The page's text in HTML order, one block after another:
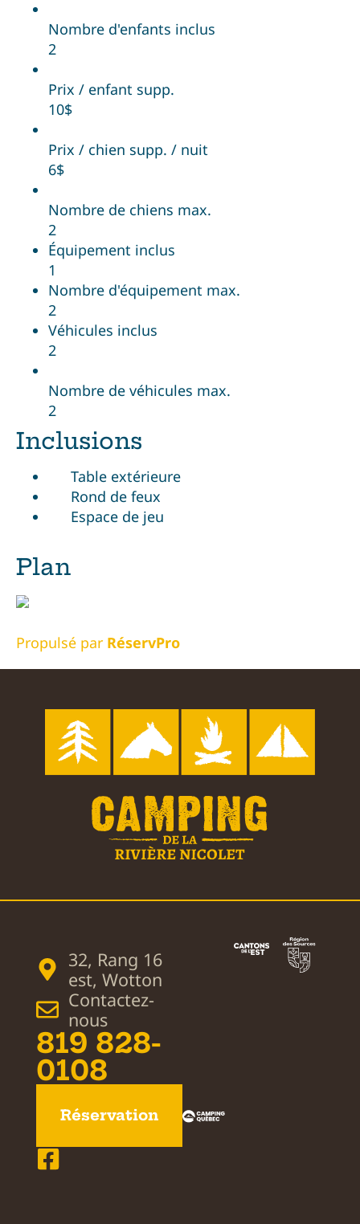
Nombre d'enfants inclus
2
Prix / enfant supp.
10$
Prix / chien supp. / nuit
6$
Nombre de chiens max.
2
Équipement inclus
1
Nombre d'équipement max.
2
Véhicules inclus
2
Nombre de véhicules max.
2
Inclusions
Table extérieure
Rond de feux
Espace de jeu
Plan
Propulsé par RéservPro
32, Rang 16
est, Wotton
Contactez-
nous
819 828-
0108
Réservation